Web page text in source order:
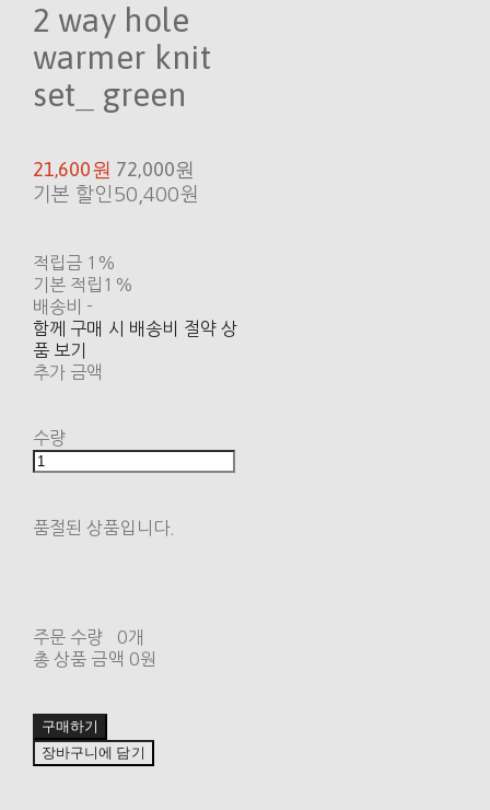
2 way hole
warmer knit
set_ green
21,600원 72,000원
기본 할인 50,400원
적립금 1%
기본 적립 1%
배송비 -
함께 구매 시 배송비 절약 상
품 보기
추가 금액
수량
품절된 상품입니다.
주문 수량
0개
총 상품 금액 0원
구매하기
장바구니에 담기